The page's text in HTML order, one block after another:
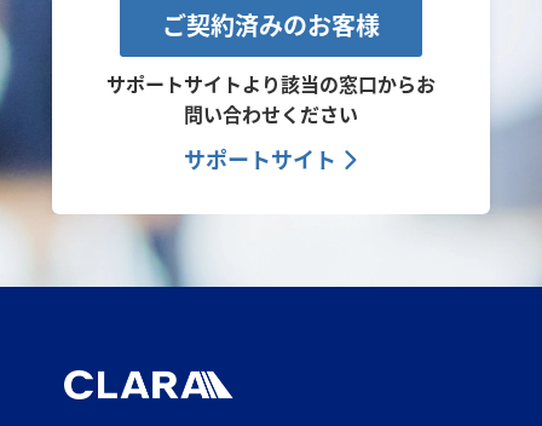
ご契約済みのお客様
サポートサイトより該当の窓口からお
問い合わせください
サポートサイト